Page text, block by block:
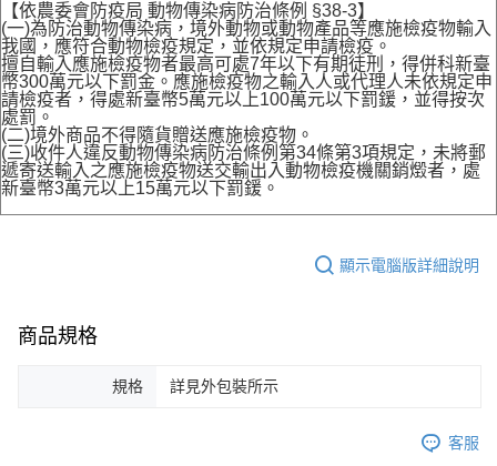
【依農委會防疫局 動物傳染病防治條例 §38-3】
(一)為防治動物傳染病，境外動物或動物產品等應施檢疫物輸入
我國，應符合動物檢疫規定，並依規定申請檢疫。
擅自輸入應施檢疫物者最高可處7年以下有期徒刑，得併科新臺
幣300萬元以下罰金。應施檢疫物之輸入人或代理人未依規定申
請檢疫者，得處新臺幣5萬元以上100萬元以下罰鍰，並得按次
處罰。
(二)境外商品不得隨貨贈送應施檢疫物。
(三)收件人違反動物傳染病防治條例第34條第3項規定，未將郵
遞寄送輸入之應施檢疫物送交輸出入動物檢疫機關銷燬者，處
新臺幣3萬元以上15萬元以下罰鍰。
顯示電腦版詳細說明
商品規格
規格 詳見外包裝所示
客服